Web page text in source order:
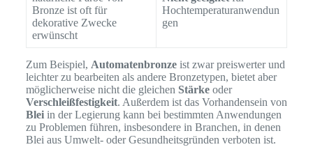
Bronze ist oft für
dekorative Zwecke
erwünscht
Hochtemperaturanwendun
gen
Zum Beispiel, Automatenbronzeist zwar preiswerter und
leichter zu bearbeiten als andere Bronzetypen, bietet aber
möglicherweise nicht die gleichen Stärkeoder
Verschleißfestigkeit. Außerdem ist das Vorhandensein von
Bleiin der Legierung kann bei bestimmten Anwendungen
zu Problemen führen, insbesondere in Branchen, in denen
Blei aus Umwelt- oder Gesundheitsgründen verboten ist.